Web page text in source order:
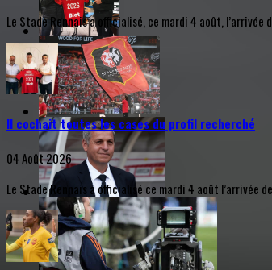
Le Stade Rennais a officialisé, ce mardi 4 août,
Il cochait toutes les cases du profil recherché
04 Août 2026
Le Stade Rennais a officialisé ce mardi 4 août l’arrivée